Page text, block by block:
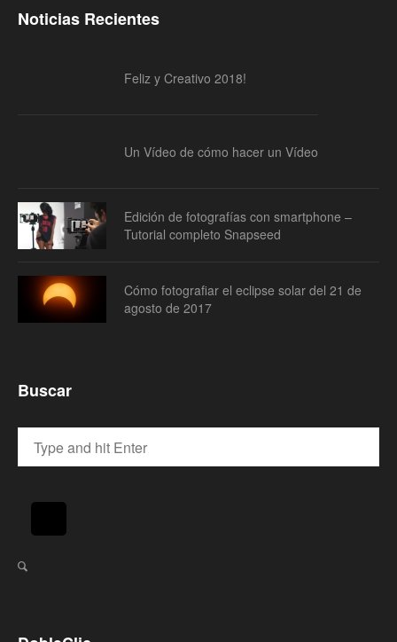
Noticias Recientes
Feliz y Creativo 2018!
Un Vídeo de cómo hacer un Vídeo
Edición de fotografías con smartphone –
Tutorial completo Snapseed
Cómo fotografiar el eclipse solar del 21 de
agosto de 2017
Buscar